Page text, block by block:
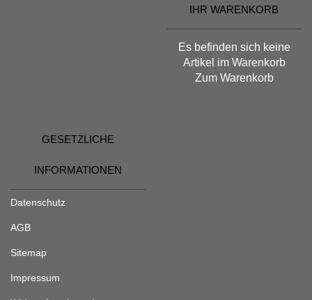
IHR WARENKORB
Es befinden sich keine
Artikel im Warenkorb
Zum Warenkorb
GESETZLICHE
INFORMATIONEN
Datenschutz
AGB
Sitemap
Impressum